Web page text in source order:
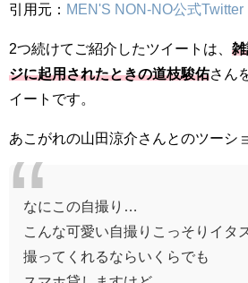
引用元： MEN'S NON-NO公式Twitter
2つ続けてご紹介したツイートは、
ジに起用されたときの道枝駿佑さん
イートです。
あこがれの山田涼介さんとのツーシ
なにこの自撮り…
こんな可愛い自撮りこっそりイタ
撮ってくれるならいくらでも